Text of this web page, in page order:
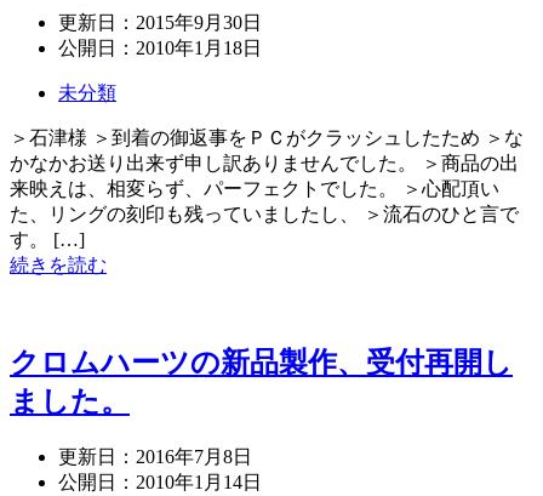
更新日： 2015年9月30日
公開日： 2010年1月18日
未分類
＞石津様 ＞到着の御返事をＰＣがクラッシュしたため ＞な
かなかお送り出来ず申し訳ありませんでした。 ＞商品の出
来映えは、相変らず、パーフェクトでした。 ＞心配頂い
た、リングの刻印も残っていましたし、 ＞流石のひと言で
す。 […]
続きを読む
クロムハーツの新品製作、受付再開し
ました。
更新日： 2016年7月8日
公開日： 2010年1月14日